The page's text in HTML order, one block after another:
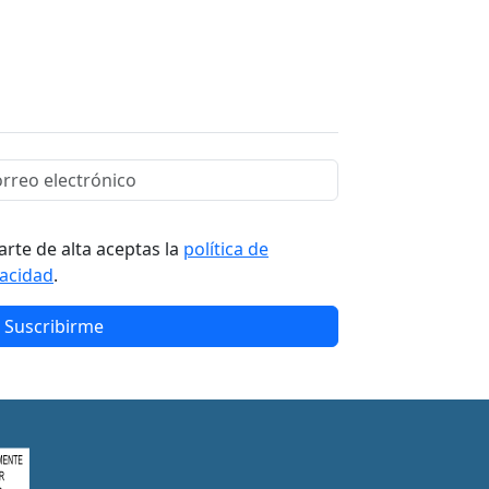
de alta aceptas la política de
.
Suscribirme